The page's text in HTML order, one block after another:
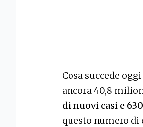
Cosa succede
ancora 40,8
di nuovi casi e
questo numero di